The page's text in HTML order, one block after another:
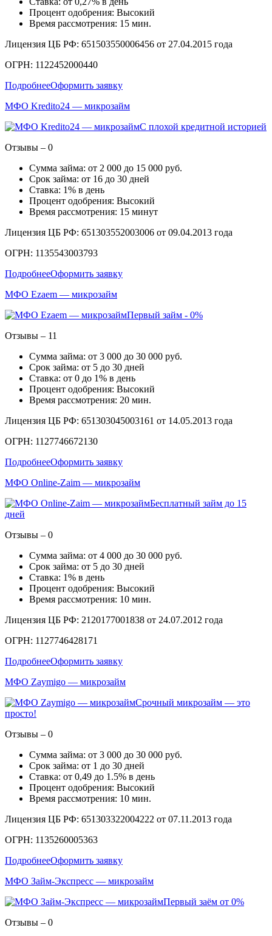
Процент одобрения: Высокий
Время рассмотрения: 15 мин.
Лицензия ЦБ РФ: 651503550006456 от 27.04.2015 года
ОГРН: 1122452000440
ПодробнееОформить заявку
МФО Kredito24 — микрозайм
С плохой кредитной историей
Отзывы – 0
Сумма займа: от 2 000 до 15 000 руб.
Срок займа: от 16 до 30 дней
Ставка: 1% в день
Процент одобрения: Высокий
Время рассмотрения: 15 минут
Лицензия ЦБ РФ: 651303552003006 от 09.04.2013 года
ОГРН: 1135543003793
ПодробнееОформить заявку
МФО Ezaem — микрозайм
Первый займ - 0%
Отзывы – 11
Сумма займа: от 3 000 до 30 000 руб.
Срок займа: от 5 до 30 дней
Ставка: от 0 до 1% в день
Процент одобрения: Высокий
Время рассмотрения: 20 мин.
Лицензия ЦБ РФ: 651303045003161 от 14.05.2013 года
ОГРН: 1127746672130
ПодробнееОформить заявку
МФО Online-Zaim — микрозайм
Бесплатный займ до 15
дней
Отзывы – 0
Сумма займа: от 4 000 до 30 000 руб.
Срок займа: от 5 до 30 дней
Ставка: 1% в день
Процент одобрения: Высокий
Время рассмотрения: 10 мин.
Лицензия ЦБ РФ: 2120177001838 от 24.07.2012 года
ОГРН: 1127746428171
ПодробнееОформить заявку
МФО Zaymigo — микрозайм
Срочный микрозайм — это
просто!
Отзывы – 0
Сумма займа: от 3 000 до 30 000 руб.
Срок займа: от 1 до 30 дней
Ставка: от 0,49 до 1.5% в день
Процент одобрения: Высокий
Время рассмотрения: 10 мин.
Лицензия ЦБ РФ: 651303322004222 от 07.11.2013 года
ОГРН: 1135260005363
ПодробнееОформить заявку
МФО Займ-Экспресс — микрозайм
Первый заём от 0%
Отзывы – 0